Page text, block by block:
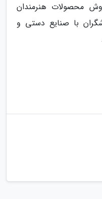
محصولات هنرمندان
با صنایع دستی و